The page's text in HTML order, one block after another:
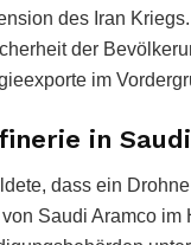
des Iran
der
im
in
dass ein
Saudi Aramco im